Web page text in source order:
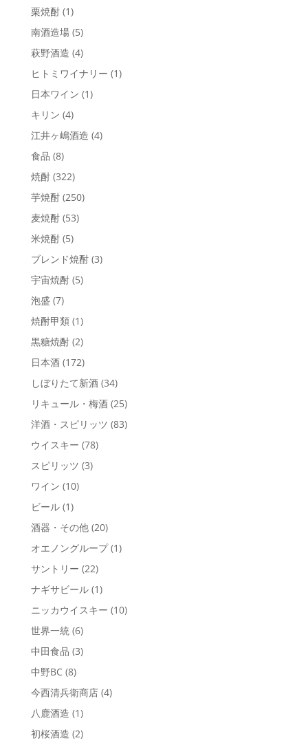
栗焼酎 (1)
南酒造場 (5)
萩野酒造 (4)
ヒトミワイナリー (1)
日本ワイン (1)
キリン (4)
江井ヶ嶋酒造 (4)
食品 (8)
焼酎 (322)
芋焼酎 (250)
麦焼酎 (53)
米焼酎 (5)
ブレンド焼酎 (3)
宇宙焼酎 (5)
泡盛 (7)
焼酎甲類 (1)
黒糖焼酎 (2)
日本酒 (172)
しぼりたて新酒 (34)
リキュール・梅酒 (25)
洋酒・スピリッツ (83)
ウイスキー (78)
スピリッツ (3)
ワイン (10)
ビール (1)
酒器・その他 (20)
オエノングループ (1)
サントリー (22)
ナギサビール (1)
ニッカウイスキー (10)
世界一統 (6)
中田食品 (3)
中野BC (8)
今西清兵衛商店 (4)
八鹿酒造 (1)
初桜酒造 (2)